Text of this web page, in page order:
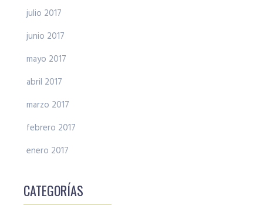
julio 2017
junio 2017
mayo 2017
abril 2017
marzo 2017
febrero 2017
enero 2017
CATEGORÍAS